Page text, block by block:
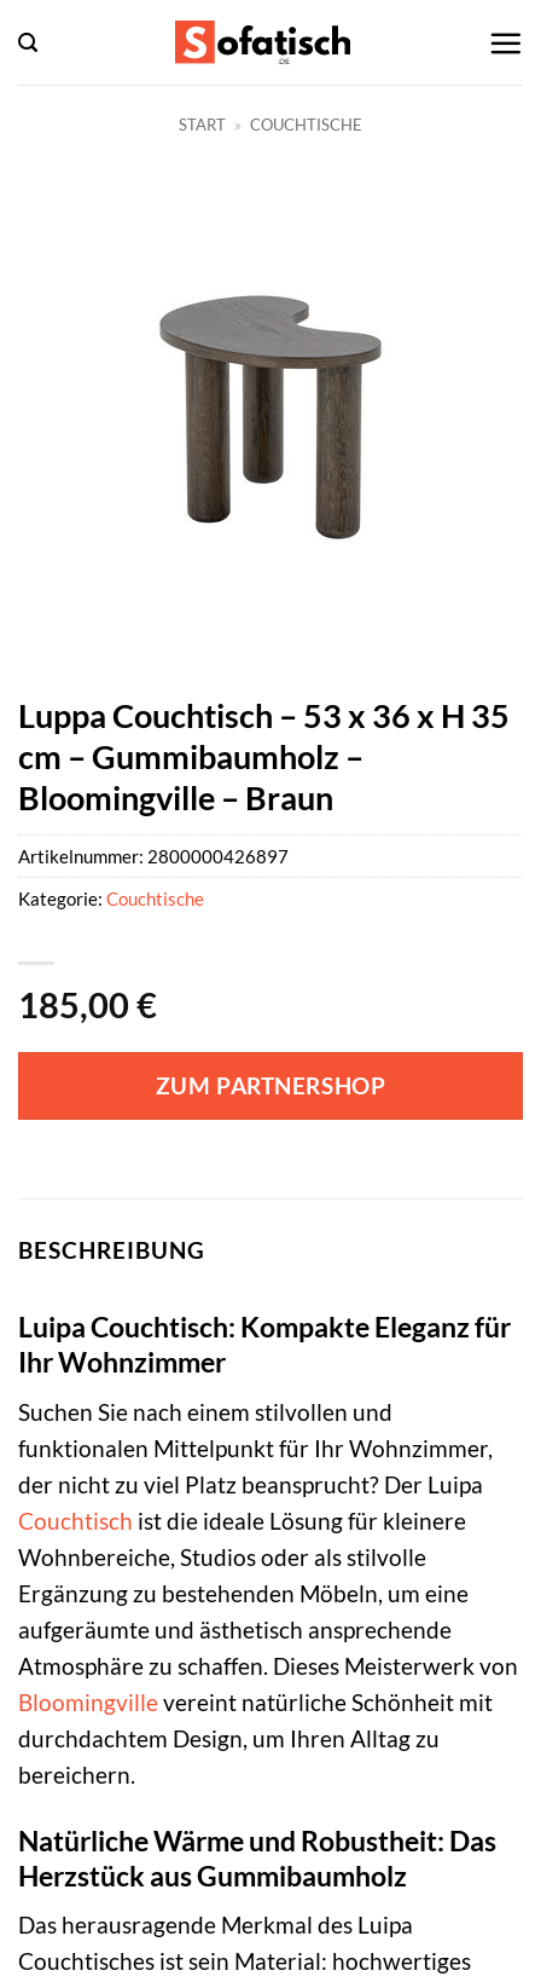
Inhalt
springen
START » COUCHTISCHE
Luppa Couchtisch – 53 x 36 x H 35
cm – Gummibaumholz –
Bloomingville – Braun
185,00 €
ZUM PARTNERSHOP
Artikelnummer: 2800000426897
Kategorie: Couchtische
BESCHREIBUNG
Luipa Couchtisch: Kompakte Eleganz für
Ihr Wohnzimmer
Suchen Sie nach einem stilvollen und
funktionalen Mittelpunkt für Ihr Wohnzimmer,
der nicht zu viel Platz beansprucht? Der Luipa
Couchtisch ist die ideale Lösung für kleinere
Wohnbereiche, Studios oder als stilvolle
Ergänzung zu bestehenden Möbeln, um eine
aufgeräumte und ästhetisch ansprechende
Atmosphäre zu schaffen. Dieses Meisterwerk von
Bloomingvillevereint natürliche Schönheit mit
durchdachtem Design, um Ihren Alltag zu
bereichern.
Natürliche Wärme und Robustheit: Das
Herzstück aus Gummibaumholz
Das herausragende Merkmal des Luipa
Couchtisches ist sein Material: hochwertiges